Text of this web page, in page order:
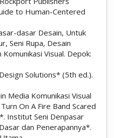
to Human-Centered
dasar Desain, Untuk
Seni Rupa, Desain
Visual. Depok:
Solutions* (5th ed.).
Media Komunikasi Visual
On A Fire Band Scared
Institut Seni Denpasar
dan Penerapannya*.